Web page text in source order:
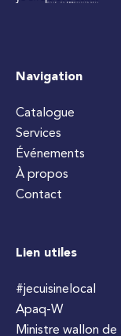
Navigation
Catalogue
Services
Événements
À propos
Contact
Lien utiles
#jecuisinelocal
Apaq-W
Ministre wallon de